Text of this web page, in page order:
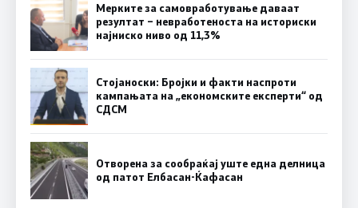
Мерките за самовработување даваат
резултат – невработеноста на историски
најниско ниво од 11,3%
Стојаноски: Бројки и факти наспроти
кампањата на „економските експерти“ од
СДСM
Отворена за сообраќај уште една делница
од патот Елбасан-Ќафасан